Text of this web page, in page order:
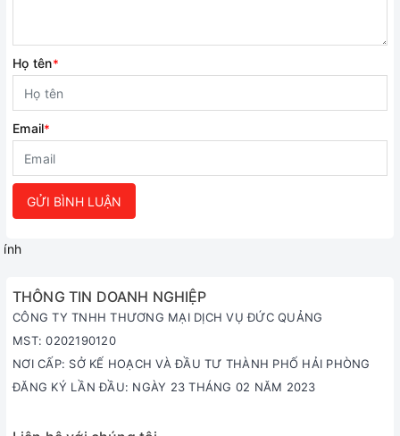
Họ tên*
Email*
GỬI BÌNH LUẬN
ính
THÔNG TIN DOANH NGHIỆP
CÔNG TY TNHH THƯƠNG MẠI DỊCH VỤ ĐỨC QUẢNG
MST: 0202190120
NƠI CẤP: SỞ KẾ HOẠCH VÀ ĐẦU TƯ THÀNH PHỐ HẢI PHÒNG
ĐĂNG KÝ LẦN ĐẦU: NGÀY 23 THÁNG 02 NĂM 2023